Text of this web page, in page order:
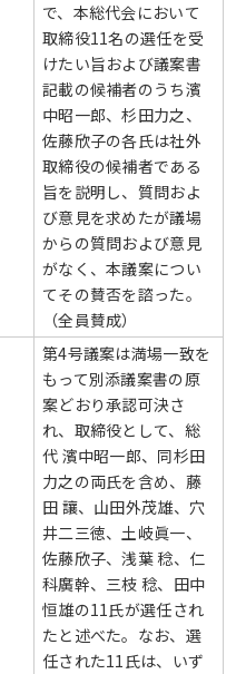
で、本総代会において
取締役11名の選任を受
けたい旨および議案書
記載の候補者のうち濱
中昭一郎、杉田力之、
佐藤欣子の各氏は社外
取締役の候補者である
旨を説明し、質問およ
び意見を求めたが議場
からの質問および意見
がなく、本議案につい
てその賛否を諮った。
（全員賛成）
第4号議案は満場一致を
もって別添議案書の原
案どおり承認可決さ
れ、取締役として、総
代 濱中昭一郎、同杉田
力之の両氏を含め、藤
田 讓、山田外茂雄、穴
井二三徳、土岐眞一、
佐藤欣子、浅葉 稔、仁
科廣幹、三枝 稔、田中
恒雄の11氏が選任され
たと述べた。なお、選
任された11氏は、いず